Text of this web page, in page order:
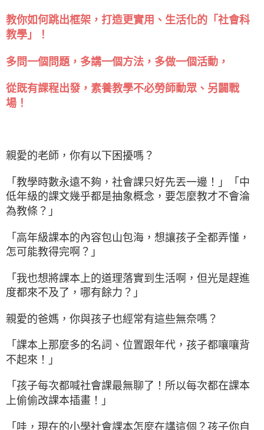
教你如何跳出框架，打造更實用、生活化的「社會科
教學」！
多問一個問題，多講一個方法，多做一個活動，
從既有課程出發，素養教學不必勞師動眾、另闢戰
場！
親愛的老師，你有以下困擾嗎？
「教學時數永遠不夠，社會課只好先丟一邊！」「中
低年級的課文幾乎都是抽象概念，要怎麼教才不會淪
為教條？」
「高年級課本的內容包山包海，想讓孩子全都弄懂，
怎可能教得完啊？」
「我也想將課本上的道理落實到生活啊，但光是趕進
度都來不及了，哪有餘力？」
親愛的爸媽，你與孩子也經常有這些無奈嗎？
「課本上那麼多的名詞、位置跟年代，孩子都嚷嚷背
不起來！」
「孩子每次都喊社會課最無聊了！所以每次都在課本
上偷偷改課本插畫！」
「哇，現在的小學社會課本怎麼在講這個？孩子你自